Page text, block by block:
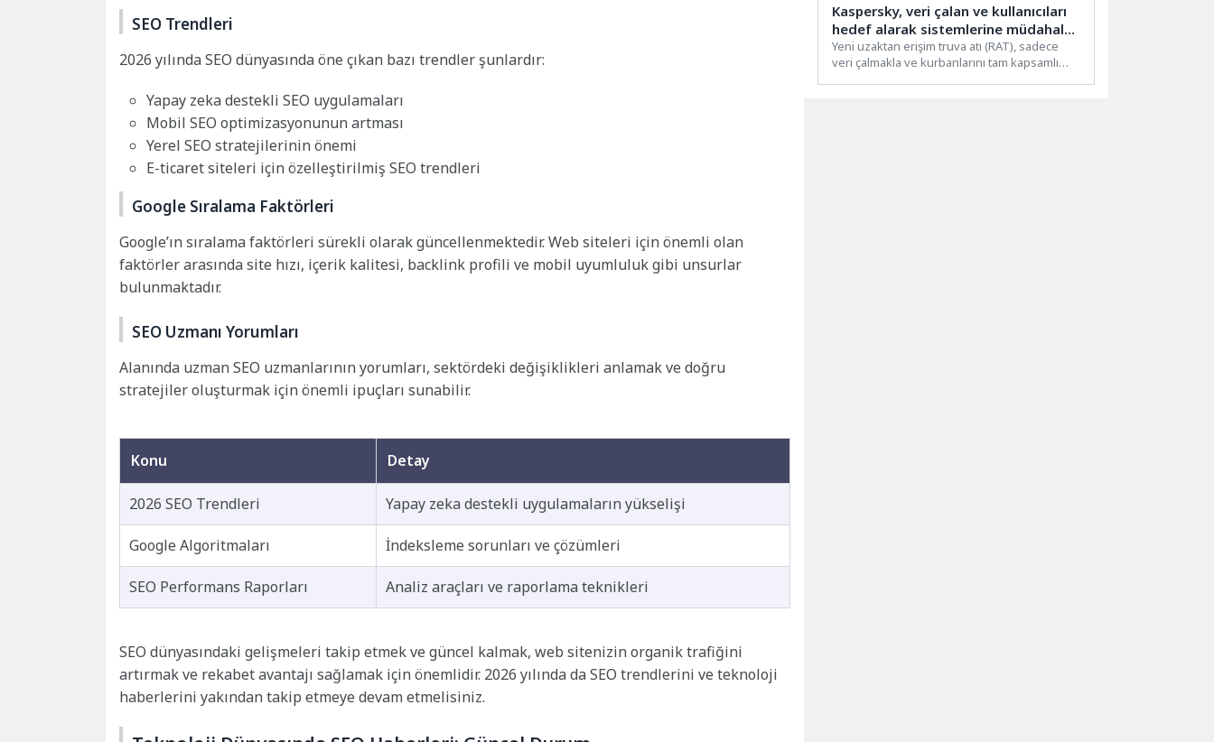
SEO Trendleri
2026 yılında SEO dünyasında öne çıkan bazı trendler şunlardır:
Yapay zeka destekli SEO uygulamaları
Mobil SEO optimizasyonunun artması
Yerel SEO stratejilerinin önemi
E-ticaret siteleri için özelleştirilmiş SEO trendleri
Google Sıralama Faktörleri
Google’ın sıralama faktörleri sürekli olarak güncellenmektedir. Web siteleri için önemli olan
faktörler arasında site hızı, içerik kalitesi, backlink profili ve mobil uyumluluk gibi unsurlar
bulunmaktadır.
SEO Uzmanı Yorumları
Alanında uzman SEO uzmanlarının yorumları, sektördeki değişiklikleri anlamak ve doğru
stratejiler oluşturmak için önemli ipuçları sunabilir.
Konu Detay
2026 SEO Trendleri Yapay zeka destekli uygulamaların yükselişi
Google Algoritmaları İndeksleme sorunları ve çözümleri
SEO Performans Raporları Analiz araçları ve raporlama teknikleri
SEO dünyasındaki gelişmeleri takip etmek ve güncel kalmak, web sitenizin organik trafiğini
artırmak ve rekabet avantajı sağlamak için önemlidir. 2026 yılında da SEO trendlerini ve teknoloji
haberlerini yakından takip etmeye devam etmelisiniz.
Kaspersky, veri çalan ve kullanıcıları
hedef alarak sistemlerine müdahale
eden CrystalX RAT’i tespit etti
Yeni uzaktan erişim truva atı (RAT), sadece
veri çalmakla ve kurbanlarını tam kapsamlı